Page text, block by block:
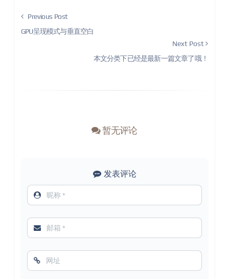
Previous Post
GPU呈现模式与垂直空白
Next Post
本文分类下已经是最新一篇文章了哦！
暂无评论
发表评论